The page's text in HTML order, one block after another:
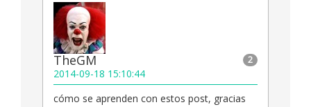
2
TheGM
2014-09-18 15:10:44
cómo se aprenden con estos post, gracias